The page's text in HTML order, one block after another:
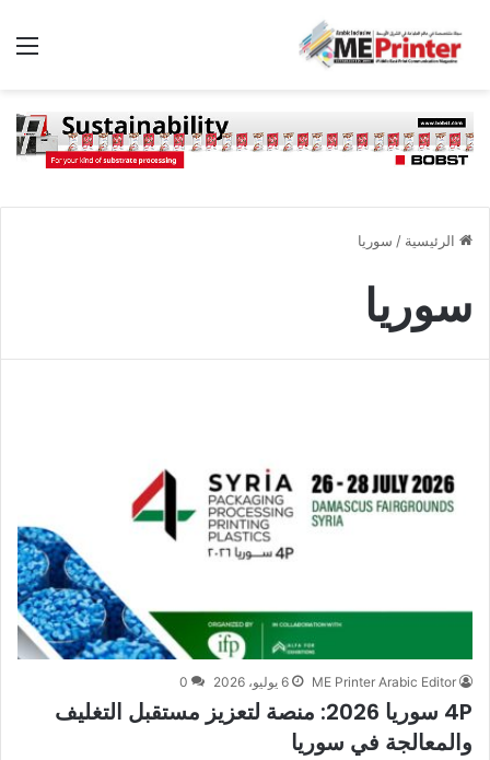
الرئيسية / سوريا
سوريا
ME Printer Arabic Editor 6 يوليو، 2026 0
4P سوريا 2026: منصة لتعزيز مستقبل التغليف
والمعالجة في سوريا